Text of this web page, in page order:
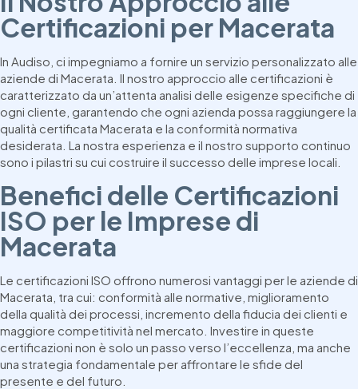
Certificazioni per Macerata
In Audiso, ci impegniamo a fornire un servizio personalizzato alle
aziende di Macerata. Il nostro approccio alle certificazioni è
caratterizzato da un’attenta analisi delle esigenze specifiche di
ogni cliente, garantendo che ogni azienda possa raggiungere la
qualità certificata Macerata e la conformità normativa
desiderata. La nostra esperienza e il nostro supporto continuo
sono i pilastri su cui costruire il successo delle imprese locali.
Benefici delle Certificazioni
ISO per le Imprese di
Macerata
Le certificazioni ISO offrono numerosi vantaggi per le aziende di
Macerata, tra cui: conformità alle normative, miglioramento
della qualità dei processi, incremento della fiducia dei clienti e
maggiore competitività nel mercato. Investire in queste
certificazioni non è solo un passo verso l’eccellenza, ma anche
una strategia fondamentale per affrontare le sfide del
presente e del futuro.